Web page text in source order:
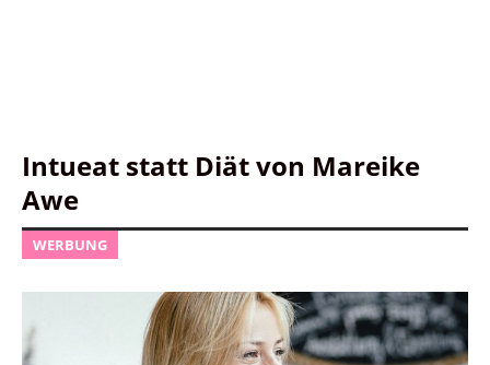
Intueat statt Diät von Mareike
Awe
WERBUNG